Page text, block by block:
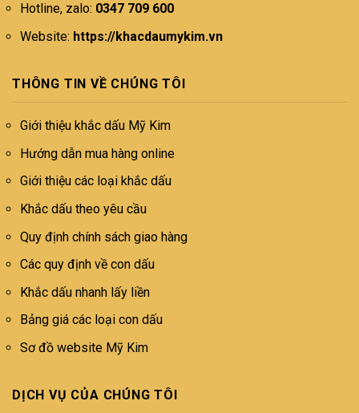
Hotline, zalo: 0347 709 600
Website: https://khacdaumykim.vn
THÔNG TIN VỀ CHÚNG TÔI
Giới thiệu khắc dấu Mỹ Kim
Hướng dẫn mua hàng online
Giới thiệu các loại khắc dấu
Khắc dấu theo yêu cầu
Quy định chính sách giao hàng
Các quy định về con dấu
Khắc dấu nhanh lấy liền
Bảng giá các loại con dấu
Sơ đồ website Mỹ Kim
DỊCH VỤ CỦA CHÚNG TÔI